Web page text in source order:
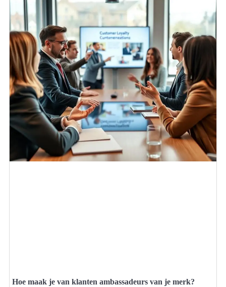
Hoe maak je van klanten ambassadeurs van je merk?